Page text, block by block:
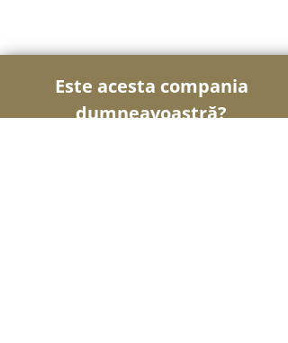
Este acesta compania
dumneavoastră?